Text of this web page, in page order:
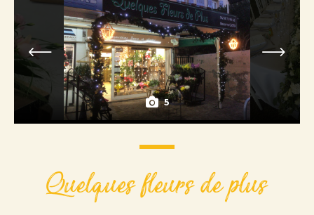
5
quelques fleurs de plus